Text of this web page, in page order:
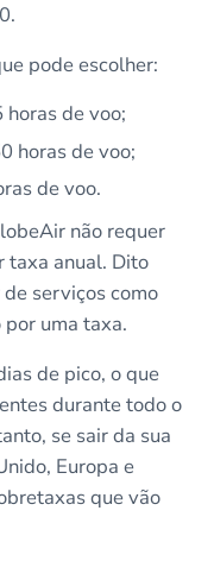
pode escolher:
de voo;
horas de voo;
de voo.
não requer
taxa anual. Dito
serviços como
uma taxa.
de pico, o que
durante todo o
se sair da sua
Europa e
que vão